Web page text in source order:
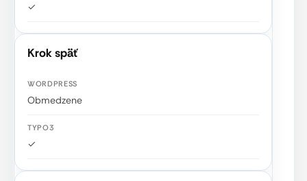
✓
Krok späť
Obmedzene
✓